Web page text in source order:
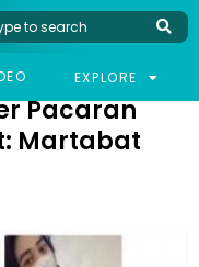
EXPLORE
SAMA GURU, WARGANET:
Pacaran
Martabat